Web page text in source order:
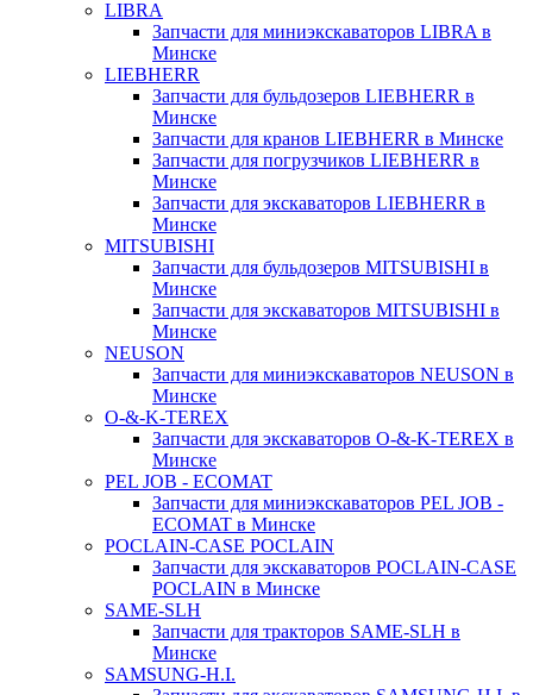
LIBRA
Запчасти для миниэкскаваторов LIBRA в
Минске
LIEBHERR
Запчасти для бульдозеров LIEBHERR в
Минске
Запчасти для кранов LIEBHERR в Минске
Запчасти для погрузчиков LIEBHERR в
Минске
Запчасти для экскаваторов LIEBHERR в
Минске
MITSUBISHI
Запчасти для бульдозеров MITSUBISHI в
Минске
Запчасти для экскаваторов MITSUBISHI в
Минске
NEUSON
Запчасти для миниэкскаваторов NEUSON в
Минске
O-&-K-TEREX
Запчасти для экскаваторов O-&-K-TEREX в
Минске
PEL JOB - ECOMAT
Запчасти для миниэкскаваторов PEL JOB -
ECOMAT в Минске
POCLAIN-CASE POCLAIN
Запчасти для экскаваторов POCLAIN-CASE
POCLAIN в Минске
SAME-SLH
Запчасти для тракторов SAME-SLH в
Минске
SAMSUNG-H.I.